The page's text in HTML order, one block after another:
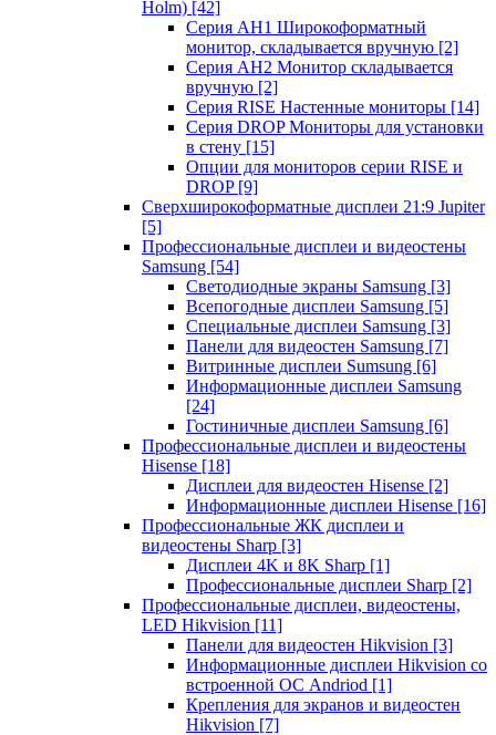
Holm) [42]
Серия AH1 Широкоформатный
монитор, складывается вручную [2]
Серия AH2 Монитор складывается
вручную [2]
Серия RISE Настенные мониторы [14]
Серия DROP Мониторы для установки
в стену [15]
Опции для мониторов серии RISE и
DROP [9]
Сверхширокоформатные дисплеи 21:9 Jupiter
[5]
Профессиональные дисплеи и видеостены
Samsung [54]
Светодиодные экраны Samsung [3]
Всепогодные дисплеи Samsung [5]
Специальные дисплеи Samsung [3]
Панели для видеостен Samsung [7]
Витринные дисплеи Sumsung [6]
Информационные дисплеи Samsung
[24]
Гостиничные дисплеи Samsung [6]
Профессиональные дисплеи и видеостены
Hisense [18]
Дисплеи для видеостен Hisense [2]
Информационные дисплеи Hisense [16]
Профессиональные ЖК дисплеи и
видеостены Sharp [3]
Дисплеи 4K и 8K Sharp [1]
Профессиональные дисплеи Sharp [2]
Профессиональные дисплеи, видеостены,
LED Hikvision [11]
Панели для видеостен Hikvision [3]
Информационные дисплеи Hikvision со
встроенной ОС Andriod [1]
Крепления для экранов и видеостен
Hikvision [7]